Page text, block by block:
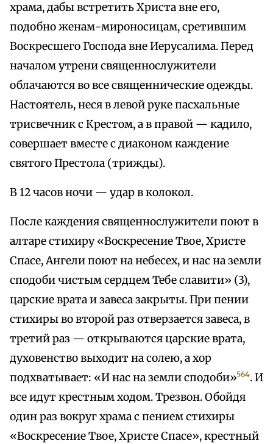
храма, дабы встретить Христа вне его,
подобно женам-мироносицам, сретившим
Воскресшего Господа вне Иерусалима. Перед
началом утрени священнослужители
облачаются во все священнические одежды.
Настоятель, неся в левой руке пасхальные
трисвечник с Крестом, а в правой — кадило,
совершает вместе с диаконом каждение
святого Престола (трижды).
В 12 часов ночи — удар в колокол.
После каждения священнослужители поют в
алтаре стихиру «Воскресение Твое, Христе
Спасе, Ангели поют на небесех, и нас на земли
сподоби чистым сердцем Тебе славити» (3),
царские врата и завеса закрыты. При пении
стихиры во второй раз отверзается завеса, в
третий раз — открываются царские врата,
духовенство выходит на солею, а хор
подхватывает: «И нас на земли сподоби»564. И
все идут крестным ходом. Трезвон. Обойдя
один раз вокруг храма с пением стихиры
«Воскресение Твое, Христе Спасе», крестный